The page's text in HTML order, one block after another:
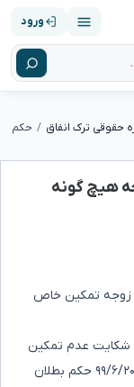
ورود
حقوقی ترک انفاق
هیچ گونه
زوجه تمکین خاص
بنده شکایت عدم تمکین
ارسال کردم که به دلیل عدم وجود خانه در تاریخ ۹۹/۶/۲۰ حکم بطلان